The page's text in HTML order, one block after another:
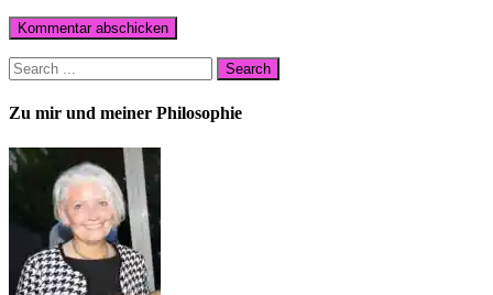
Zu mir und meiner Philosophie